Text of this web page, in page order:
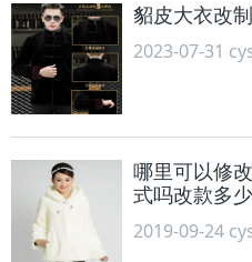
貂皮大衣改
2023-07-31
哪里可以修
式吗改款多
2019-09-24